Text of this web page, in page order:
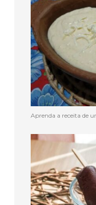
Aprenda a receita de